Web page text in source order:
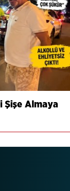
Şişe Almaya